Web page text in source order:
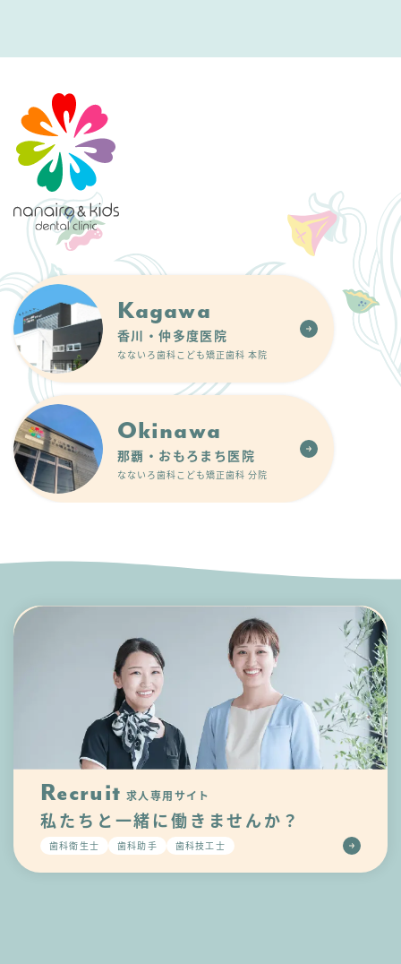
Kagawa
香川・仲多度医院
なないろ歯科こども矯正歯科 本院
Okinawa
那覇・おもろまち医院
なないろ歯科こども矯正歯科 分院
Recruit 求人専用サイト
私たちと一緒に働きませんか？
歯科衛生士 歯科助手 歯科技工士